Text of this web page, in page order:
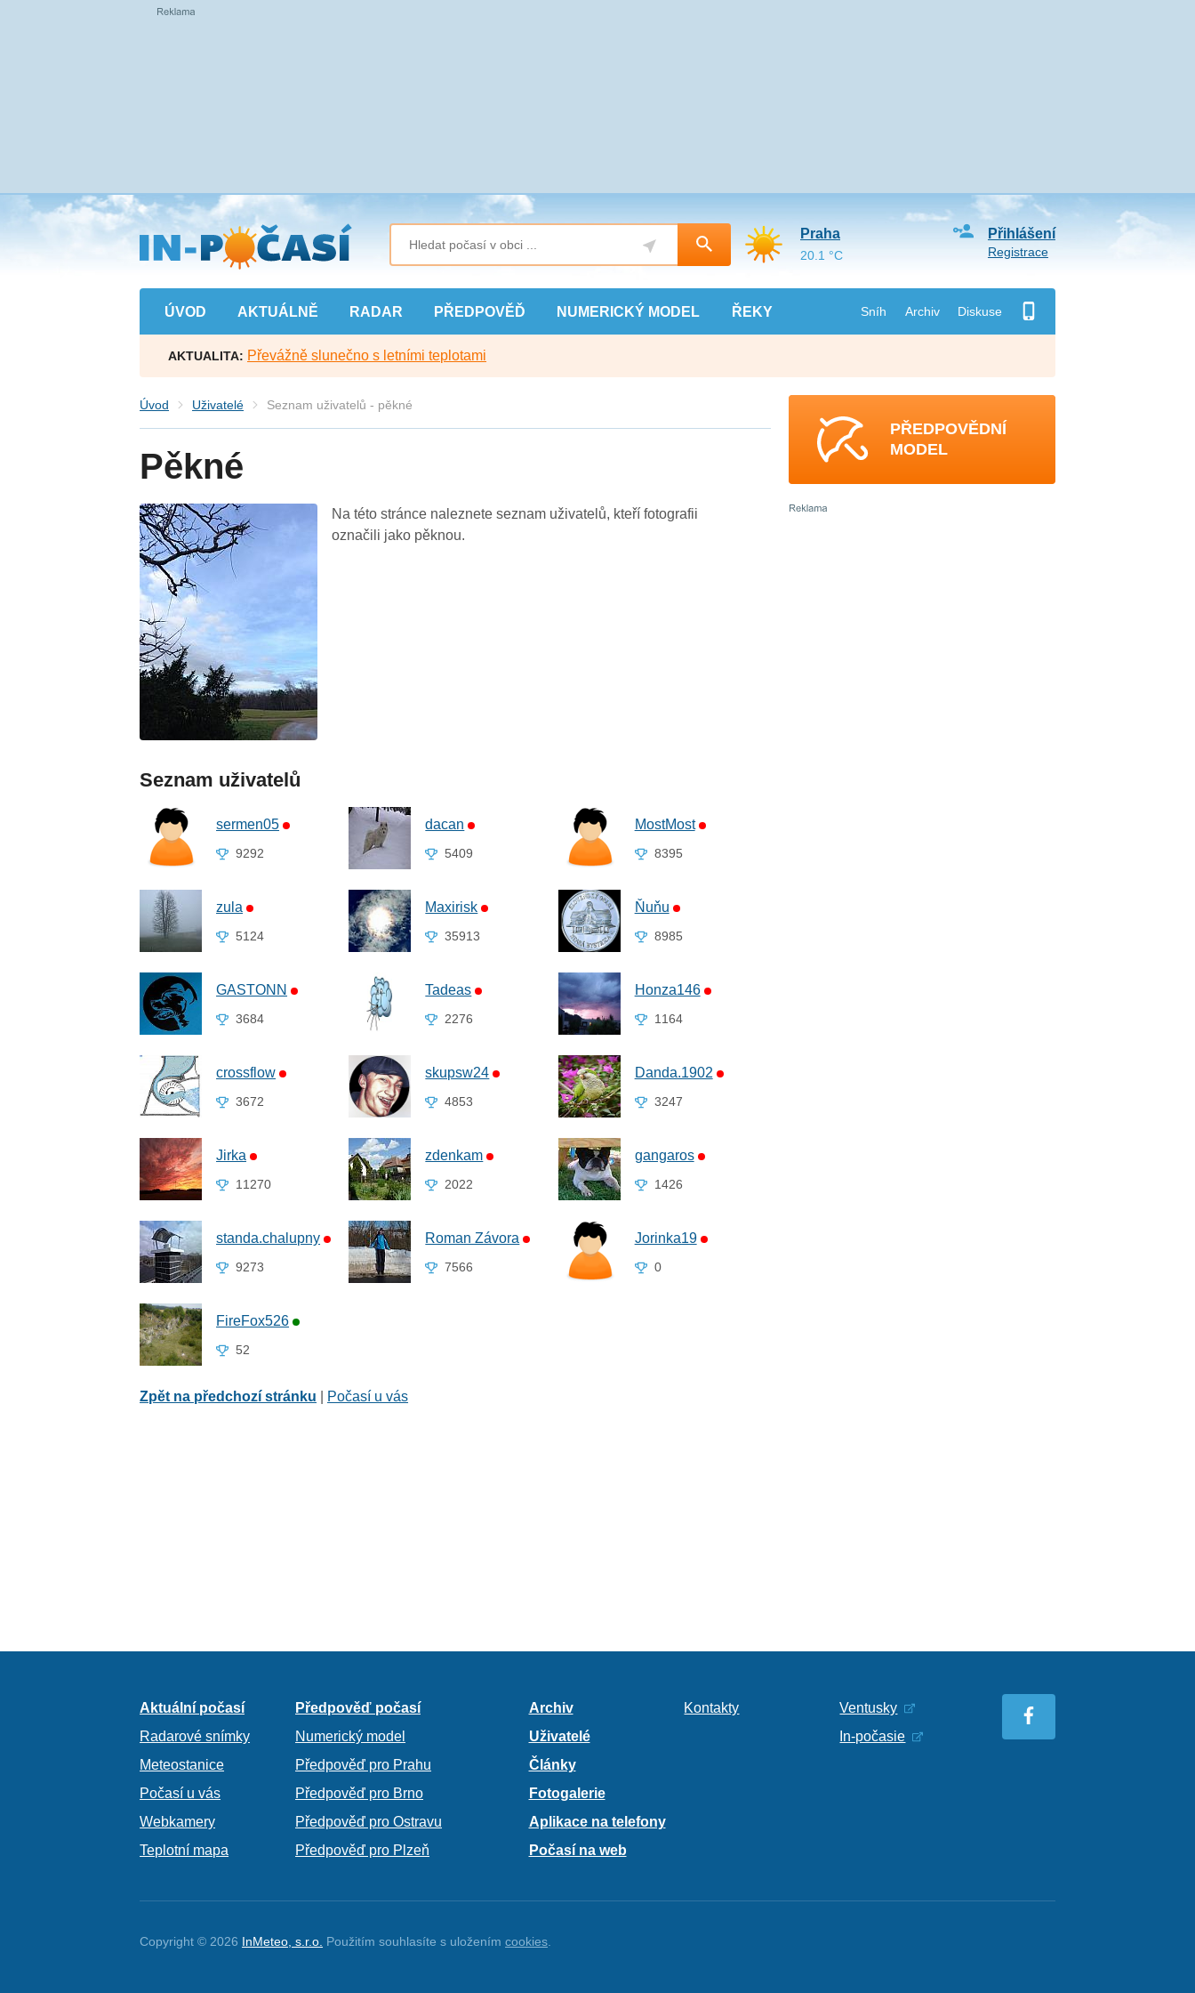
Přejít
na
hlavní
obsah
ÚVOD AKTUÁLNĚ RADAR PŘEDPOVĚĎ NUMERICKÝ MODEL ŘEKY Sníh Archiv Diskuse
Přihlášení
Registrace
Praha
20.1 °C
AKTUALITA: Převážně slunečno s letními teplotami
Úvod Uživatelé Seznam uživatelů - pěkné
Pěkné
Na této stránce naleznete seznam uživatelů, kteří fotografii
označili jako pěknou.
Seznam uživatelů
sermen05
9292
dacan
5409
MostMost
8395
zula
5124
Maxirisk
35913
Ňuňu
8985
GASTONN
3684
Tadeas
2276
Honza146
1164
crossflow
3672
skupsw24
4853
Danda.1902
3247
Jirka
11270
zdenkam
2022
gangaros
1426
standa.chalupny
9273
Roman Závora
7566
Jorinka19
0
FireFox526
52
Zpět na předchozí stránku Počasí u vás
PŘEDPOVĚDNÍ
MODEL
Aktuální počasí
Radarové snímky
Meteostanice
Počasí u vás
Webkamery
Teplotní mapa
Předpověď počasí
Numerický model
Předpověď pro Prahu
Předpověď pro Brno
Předpověď pro Ostravu
Předpověď pro Plzeň
Archiv
Uživatelé
Články
Fotogalerie
Aplikace na telefony
Počasí na web
Kontakty
Ventusky
In-počasie
Copyright © 2026 InMeteo, s.r.o. Použitím souhlasíte s uloženímcookies